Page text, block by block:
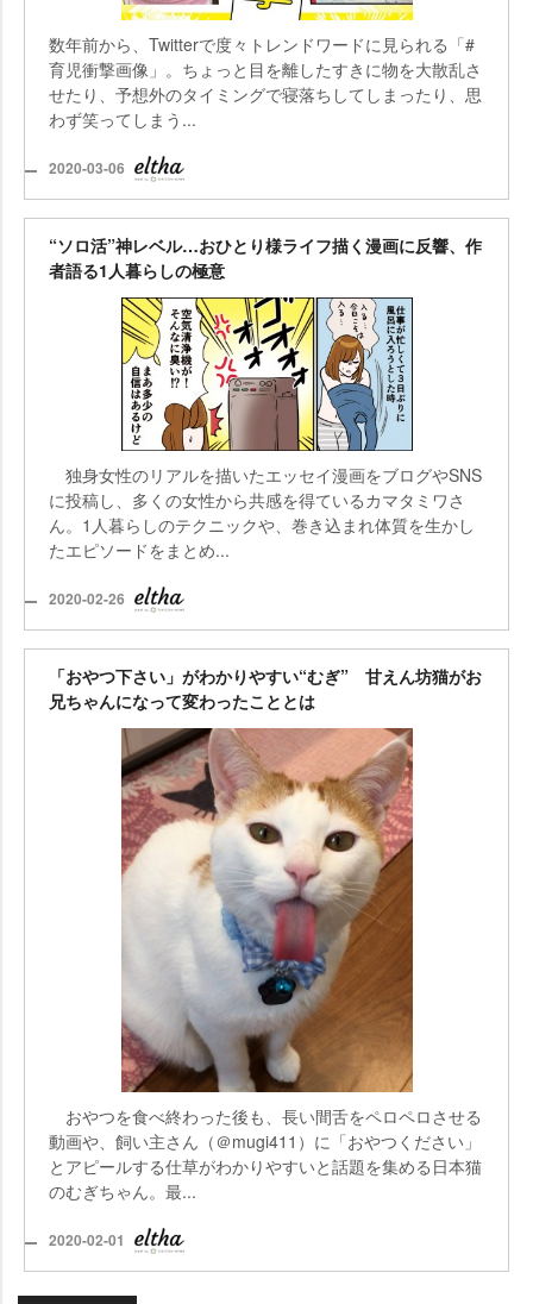
数年前から、Twitterで度々トレンドワードに見られる「#
育児衝撃画像」。ちょっと目を離したすきに物を大散乱さ
せたり、予想外のタイミングで寝落ちしてしまったり、思
わず笑ってしまう...
2020-03-06
“ソロ活”神レベル…おひとり様ライフ描く漫画に反響、作
者語る1人暮らしの極意
独身女性のリアルを描いたエッセイ漫画をブログやSNS
に投稿し、多くの女性から共感を得ているカマタミワさ
ん。1人暮らしのテクニックや、巻き込まれ体質を生かし
たエピソードをまとめ...
2020-02-26
「おやつ下さい」がわかりやすい“むぎ” 甘えん坊猫がお
兄ちゃんになって変わったこととは
おやつを食べ終わった後も、長い間舌をペロペロさせる
動画や、飼い主さん（＠mugi411）に「おやつください」
とアピールする仕草がわかりやすいと話題を集める日本猫
のむぎちゃん。最...
2020-02-01